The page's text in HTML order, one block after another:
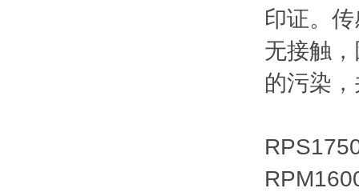
印证。
无接触
的污染